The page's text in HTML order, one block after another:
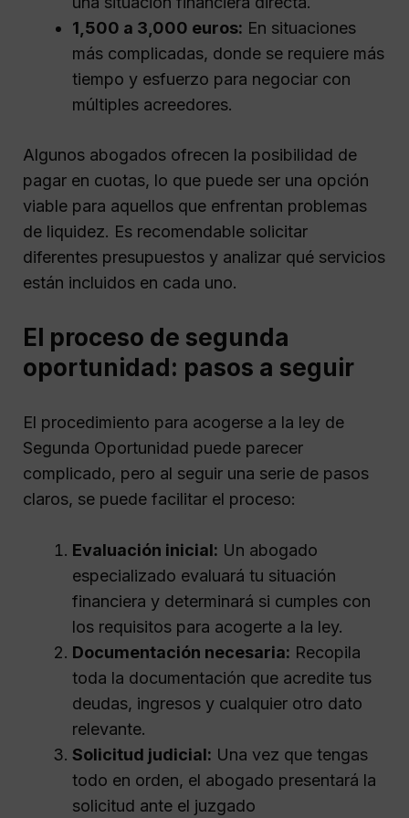
1,500 a 3,000 euros: En situaciones
más complicadas, donde se requiere más
tiempo y esfuerzo para negociar con
múltiples acreedores.
Algunos abogados ofrecen la posibilidad de
pagar en cuotas, lo que puede ser una opción
viable para aquellos que enfrentan problemas
de liquidez. Es recomendable solicitar
diferentes presupuestos y analizar qué servicios
están incluidos en cada uno.
El proceso de segunda
oportunidad: pasos a seguir
El procedimiento para acogerse a la ley de
Segunda Oportunidad puede parecer
complicado, pero al seguir una serie de pasos
claros, se puede facilitar el proceso:
Evaluación inicial: Un abogado
especializado evaluará tu situación
financiera y determinará si cumples con
los requisitos para acogerte a la ley.
Documentación necesaria: Recopila
toda la documentación que acredite tus
deudas, ingresos y cualquier otro dato
relevante.
Solicitud judicial: Una vez que tengas
todo en orden, el abogado presentará la
solicitud ante el juzgado